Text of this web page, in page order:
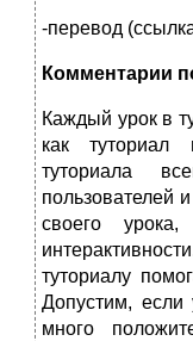
-перевод
Комментарии
Каждый урок в
как туториал
туториала
пользователей
своего
туториалу
Допустим, если
много